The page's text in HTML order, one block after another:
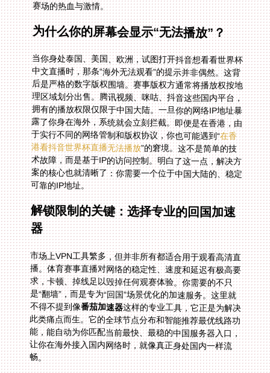
赛场的热血与激情。
为什么你的屏幕会显示“无法播放”？
当你身处泰国、美国、欧洲，试图打开抖音想看看世界杯
中文直播时，那条“海外无法观看”的提示并非偶然。这背
后是严格的数字版权围墙。赛事版权方通常将播放权按地
理区域划分出售。腾讯视频、咪咕、抖音这些国内平台，
拥有的播放权限仅限于中国大陆。一旦你的网络IP地址暴
露了你身在海外，系统就会立刻拦截。即便是在香港，由
于实行不同的网络管制和版权协议，你也可能遇到“在香
港看抖音世界杯直播无法播放”的窘境。这不是简单的技
术故障，而是基于IP的访问控制。明白了这一点，解决方
案的核心也就清晰了：你需要一个位于中国大陆的、稳定
可靠的IP地址。
解锁限制的关键：选择专业的回国加速
器
市场上VPN工具繁多，但并非所有都适合用于观看高清直
播。体育赛事直播对网络的稳定性、速度和延迟有极高要
求，卡顿、掉线足以毁掉任何观赛体验。你需要的不只
是“翻墙”，而是专为“回国”场景优化的加速服务。这里就
不得不提到像番茄加速器这样的专业工具，它正是为解决
此类痛点而生。它的全球节点分布和智能推荐最优线路功
能，能自动为你匹配当前最快、最稳的中国服务器入口，
让你在海外接入国内网络时，就像真正身处国内一样流
畅。